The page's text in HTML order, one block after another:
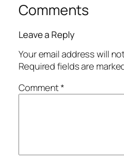
Comments
Leave a Reply
Your email address will
Required fields are
Comment*